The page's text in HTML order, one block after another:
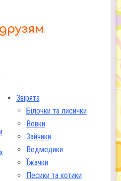
Звірята
Білочки та лисички
Вовки
Зайчики
Ведмедики
Їжачки
Песики та котики